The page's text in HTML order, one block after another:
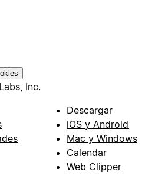
Inc.
Descargar
iOS y Android
Mac y Windows
Calendar
Web Clipper